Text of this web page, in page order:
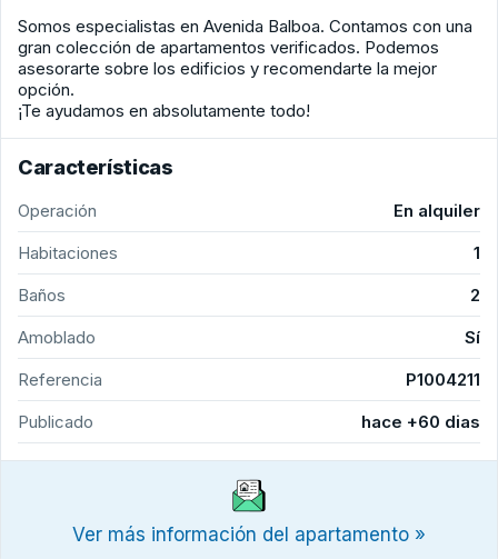
Somos especialistas en Avenida Balboa. Contamos con una
gran colección de apartamentos verificados. Podemos
asesorarte sobre los edificios y recomendarte la mejor
opción.
¡Te ayudamos en absolutamente todo!
Características
Operación
En alquiler
Habitaciones
1
Baños
2
Amoblado
Sí
Referencia
P1004211
Publicado
hace +60 dias
Ver más información del apartamento »